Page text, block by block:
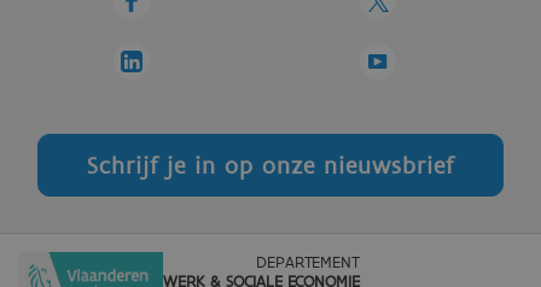
Schrijf je in op onze nieuwsbrief
DEPARTEMENT
WERK & SOCIALE ECONOMIE